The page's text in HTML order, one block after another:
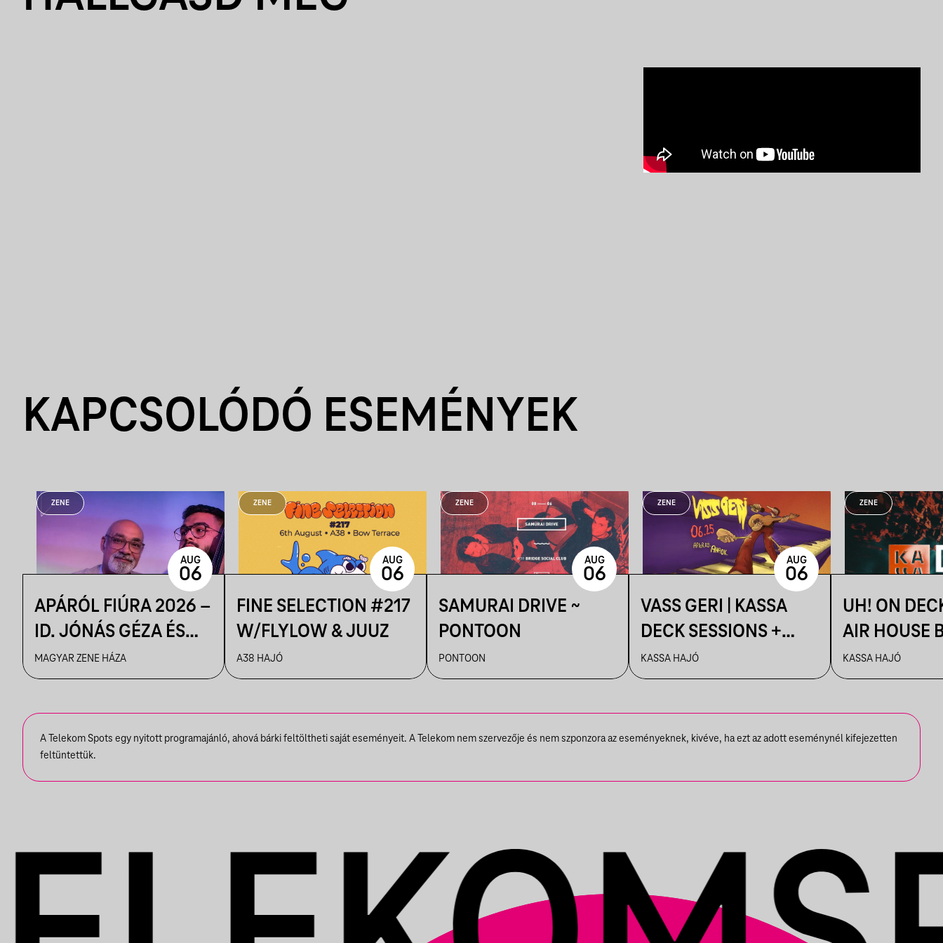
KAPCSOLÓDÓ ESEMÉNYEK
ZENE
APÁRÓL FIÚRA 2026 –
ID. JÓNÁS GÉZA ÉS
ZENEKARA & IFJ.
JÓNÁS GÉZA ÉS
ZENEKARA, VENDÉG:
ROBY LAKATOS,
EMILIO
MAGYAR ZENE HÁZA
AUG
06
ZENE
FINE SELECTION #217
W/FLYLOW & JUUZ
A38 HAJÓ
AUG
06
ZENE
SAMURAI DRIVE ~
PONTOON
PONTOON
AUG
06
ZENE
VASS GERI | KASSA
DECK SESSIONS +
AFTER: AHAOK.
KASSA HAJÓ
AUG
06
ZENE
UH! ON
AIR HOUSE
SESSIONS
KASSA HAJÓ
A Telekom Spots egy nyitott programajánló, ahová bárki feltöltheti saját eseményeit. A Telekom nem szervezője és nem szponzora az eseményeknek, kivéve, ha ezt az adott eseménynél kifejezetten
feltüntettük.